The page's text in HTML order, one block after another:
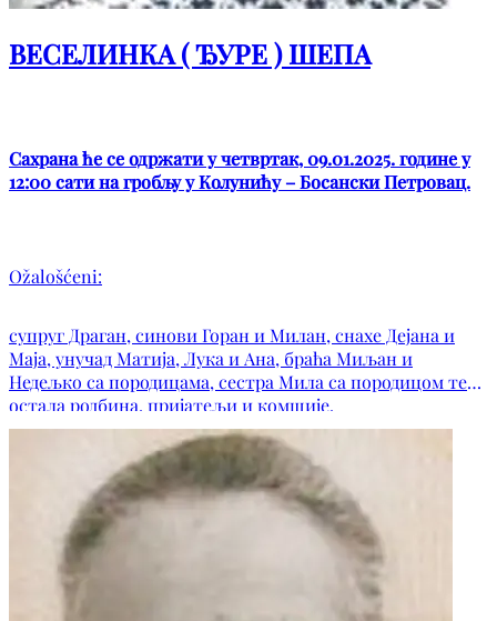
ВЕСЕЛИНКА ( ЂУРЕ ) ШЕПА
Сахрана ће се одржати у четвртак, 09.01.2025. године у
12:00 сати на гробљу у Колунићу – Босански Петровац.
Ožalošćeni:
супруг Драган, синови Горан и Милан, снахе Дејана и
Маја, унучад Матија, Лука и Ана, браћа Миљан и
Недељко са породицама, сестра Мила са породицом те
остала родбина, пријатељи и комшије.